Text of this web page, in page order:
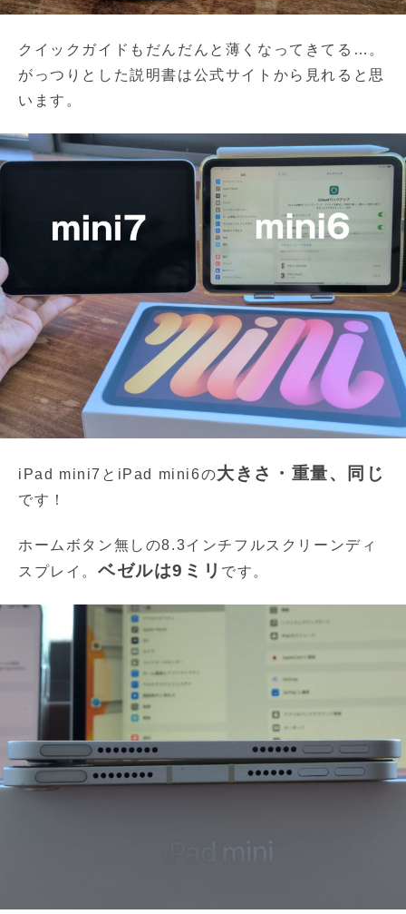
クイックガイドもだんだんと薄くなってきてる…。
がっつりとした説明書は公式サイトから見れると思
います。
iPad mini7とiPad mini6の大きさ・重量、同じ
です！
ホームボタン無しの8.3インチフルスクリーンディ
スプレイ。 ベゼルは9ミリ です。